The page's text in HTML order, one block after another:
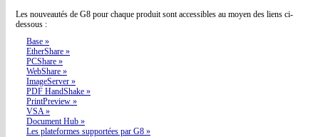
Les nouveautés de G8 pour chaque produit sont accessibles au moyen des liens ci-
dessous :
Base »
EtherShare »
PCShare »
WebShare »
ImageServer »
PDF HandShake »
PrintPreview »
VSA »
Document Hub »
Les plateformes supportées par G8 »